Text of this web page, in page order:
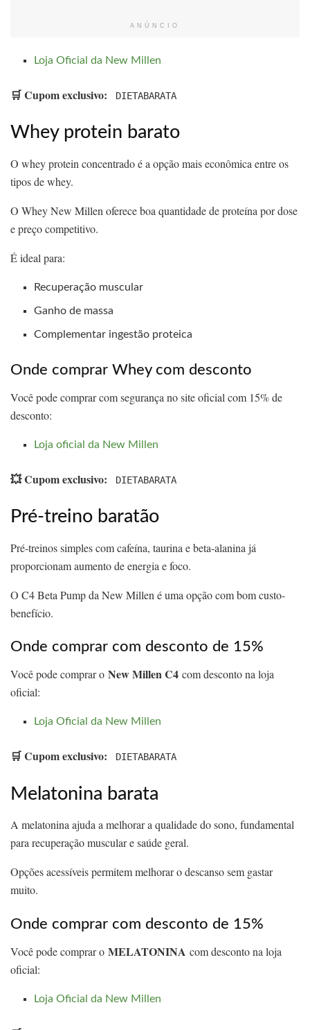
ANÚNCIO
Loja Oficial da New Millen
🛒 Cupom exclusivo: DIETABARATA
Whey protein barato
O whey protein concentrado é a opção mais econômica entre os
tipos de whey.
O Whey New Millen oferece boa quantidade de proteína por dose
e preço competitivo.
É ideal para:
Recuperação muscular
Ganho de massa
Complementar ingestão proteica
Onde comprar Whey com desconto
Você pode comprar com segurança no site oficial com 15% de
desconto:
Loja oficial da New Millen
💥 Cupom exclusivo: DIETABARATA
Pré-treino baratão
Pré-treinos simples com cafeína, taurina e beta-alanina já
proporcionam aumento de energia e foco.
O C4 Beta Pump da New Millen é uma opção com bom custo-
benefício.
Onde comprar com desconto de 15%
Você pode comprar o New Millen C4 com desconto na loja
oficial:
Loja Oficial da New Millen
🛒 Cupom exclusivo: DIETABARATA
Melatonina barata
A melatonina ajuda a melhorar a qualidade do sono, fundamental
para recuperação muscular e saúde geral.
Opções acessíveis permitem melhorar o descanso sem gastar
muito.
Onde comprar com desconto de 15%
Você pode comprar o MELATONINA com desconto na loja
oficial:
Loja Oficial da New Millen